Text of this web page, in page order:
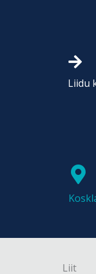
Liidu
Liit